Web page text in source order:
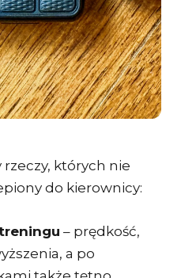
rzeczy, których nie
do kierownicy:
– prędkość,
a po